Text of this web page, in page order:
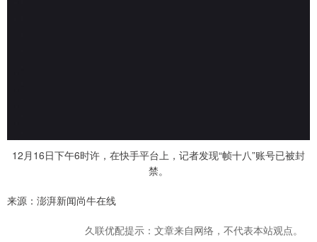
12月16日下午6时许，在快手平台上，记者发现“帧十八”账号已被封
禁。
来源：澎湃新闻尚牛在线
久联优配提示：文章来自网络，不代表本站观点。